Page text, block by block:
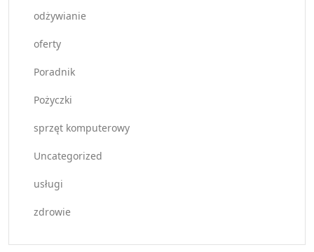
odżywianie
oferty
Poradnik
Pożyczki
sprzęt komputerowy
Uncategorized
usługi
zdrowie